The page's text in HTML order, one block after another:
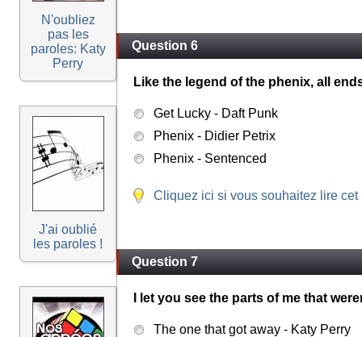
N'oubliez
pas les
paroles: Katy
Perry
J'ai oublié
les paroles !
Question 6
Like the legend of the phenix, all
Get Lucky - Daft Punk
Phenix - Didier Petrix
Phenix - Sentenced
Cliquez ici si vous souhaitez lire cet
Question 7
I let you see the parts of me that
The one that got away - Katy Perry